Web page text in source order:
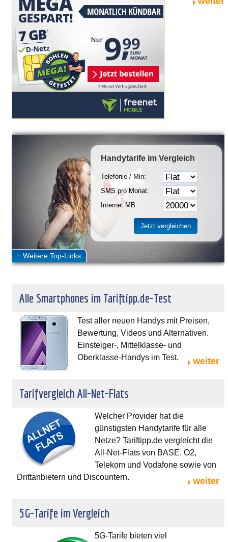
Handytarife im Vergleich
Telefonie / Min:
SMS pro Monat:
Internet MB:
Alle Smartphones im Tariftipp.de-Test
Test aller neuen Handys mit Preisen,
Bewertung, Videos und Alternativen.
Einsteiger-, Mittelklasse- und
Oberklasse-Handys im Test.
weiter
Tarifvergleich All-Net-Flats
Welcher Provider hat die
günstigsten Handytarife für alle
Netze? Tariftipp.de vergleicht die
All-Net-Flats von BASE, O2,
Telekom und Vodafone sowie von
Drittanbietern und Discountern.
weiter
5G-Tarife im Vergleich
5G-Tarife bieten viel